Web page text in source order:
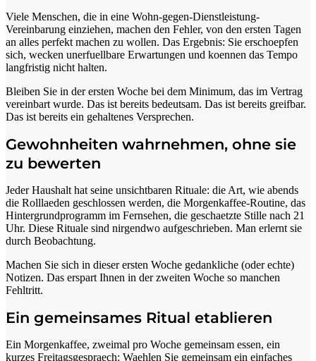
Viele Menschen, die in eine Wohn-gegen-Dienstleistung-
Vereinbarung einziehen, machen den Fehler, von den ersten Tagen
an alles perfekt machen zu wollen. Das Ergebnis: Sie erschoepfen
sich, wecken unerfuellbare Erwartungen und koennen das Tempo
langfristig nicht halten.
Bleiben Sie in der ersten Woche bei dem Minimum, das im Vertrag
vereinbart wurde. Das ist bereits bedeutsam. Das ist bereits greifbar.
Das ist bereits ein gehaltenes Versprechen.
Gewohnheiten wahrnehmen, ohne sie
zu bewerten
Jeder Haushalt hat seine unsichtbaren Rituale: die Art, wie abends
die Rolllaeden geschlossen werden, die Morgenkaffee-Routine, das
Hintergrundprogramm im Fernsehen, die geschaetzte Stille nach 21
Uhr. Diese Rituale sind nirgendwo aufgeschrieben. Man erlernt sie
durch Beobachtung.
Machen Sie sich in dieser ersten Woche gedankliche (oder echte)
Notizen. Das erspart Ihnen in der zweiten Woche so manchen
Fehltritt.
Ein gemeinsames Ritual etablieren
Ein Morgenkaffee, zweimal pro Woche gemeinsam essen, ein
kurzes Freitagsgespraech: Waehlen Sie gemeinsam ein einfaches